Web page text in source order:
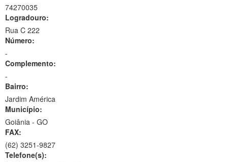
74270035
Logradouro:
Rua C 222
Número:
-
Complemento:
-
Bairro:
Jardim América
Município:
Goiânia - GO
FAX:
(62) 3251-9827
Telefone(s):